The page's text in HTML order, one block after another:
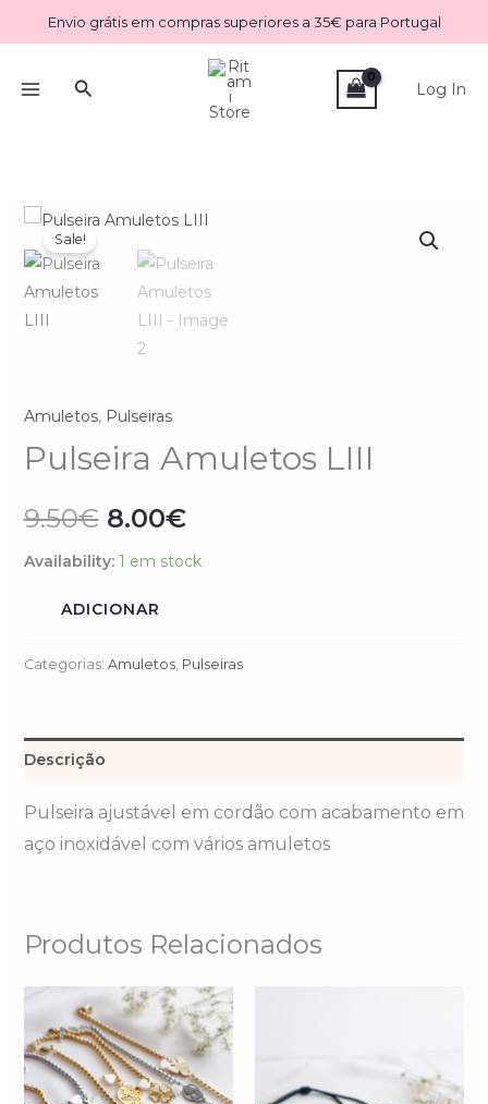
to
Envio grátis em compras superiores a 35€ para Portugal
Search Log In
Sale!
Amuletos, Pulseiras
Pulseira Amuletos LIII
9.50€
O
preço
original
9.50€.
8.00€
O
preço
atual
Availability: 1 em stock
Quantidade
de
Pulseira
Amuletos
LIII
ADICIONAR
Categorias: Amuletos, Pulseiras
Descrição
Pulseira ajustável em cordão com acabamento em
aço inoxidável com vários amuletos
Produtos Relacionados